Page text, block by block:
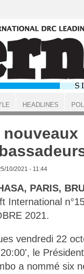
nouveaux
10/2021 - 11:44
PARIS,
International
2021.
vendredi 22
le
a nommé six
HEADLINES